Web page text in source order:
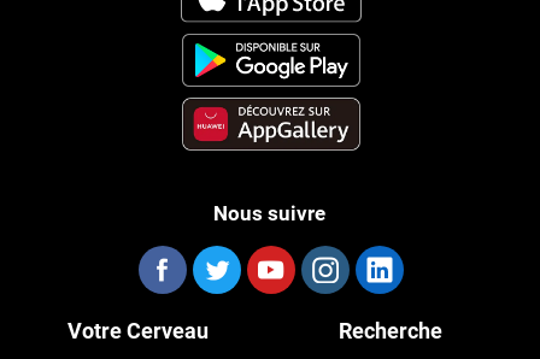
Nous suivre
Votre Cerveau Recherche